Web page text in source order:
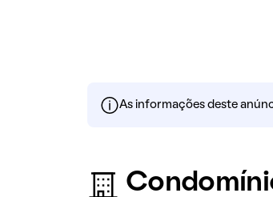
As informações deste